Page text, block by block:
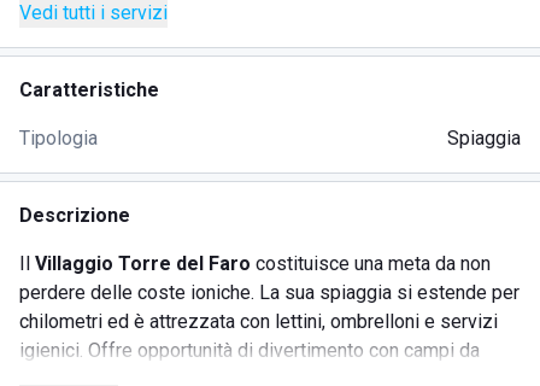
Vedi tutti i servizi
Caratteristiche
Tipologia Spiaggia
Descrizione
Il Villaggio Torre del Faro costituisce una meta da non
perdere delle coste ioniche. La sua spiaggia si estende per
chilometri ed è attrezzata con lettini, ombrelloni e servizi
igienici. Offre opportunità di divertimento con campi da